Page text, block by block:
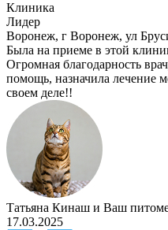
Клиника
Лидер
Воронеж, г Воронеж, ул
Была на приеме в этой
Огромная благодарность
помощь, назначила лечение
своем деле!!
Татьяна Кинаш и Ваш
17.03.2025